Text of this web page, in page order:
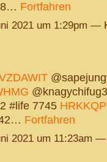
Fortfahren
2021 um 1:29pm —
#life 7745
Fortfahren
2021 um 11:23am —